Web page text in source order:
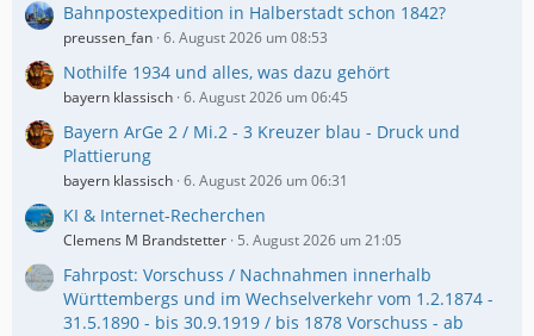
Bahnpostexpedition in Halberstadt schon 1842?
preussen_fan 6. August 2026 um 08:53
Nothilfe 1934 und alles, was dazu gehört
bayern klassisch 6. August 2026 um 06:45
Bayern ArGe 2 / Mi.2 - 3 Kreuzer blau - Druck und
Plattierung
bayern klassisch 6. August 2026 um 06:31
KI & Internet-Recherchen
Clemens M Brandstetter 5. August 2026 um 21:05
Fahrpost: Vorschuss / Nachnahmen innerhalb
Württembergs und im Wechselverkehr vom 1.2.1874 -
31.5.1890 - bis 30.9.1919 / bis 1878 Vorschuss - ab